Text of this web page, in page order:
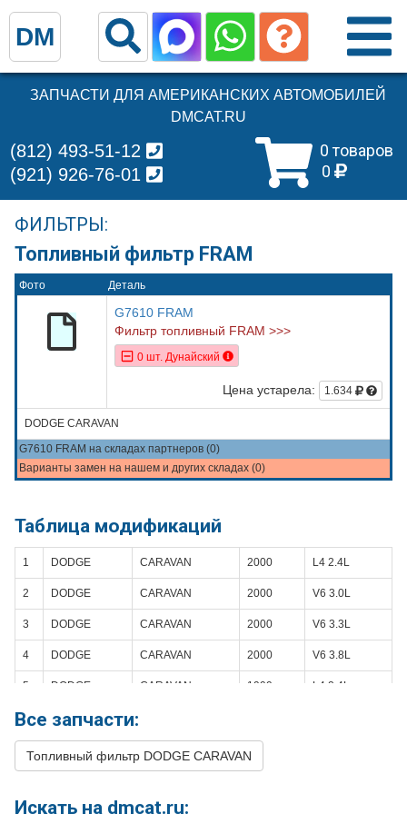
ЗАПЧАСТИ ДЛЯ АМЕРИКАНСКИХ АВТОМОБИЛЕЙ
DMCAT.RU
0 товаров
0
(812) 493-51-12
(921) 926-76-01
ФИЛЬТРЫ:
Топливный фильтр FRAM
Фото Деталь
G7610 FRAM
Фильтр топливный FRAM >>>
0 шт. Дунайский
Цена устарела: 1.634
DODGE CARAVAN
G7610 FRAM на складах партнеров (0)
Варианты замен на нашем и других складах (0)
Таблица модификаций
1 DODGE CARAVAN 2000 L4 2.4L
2 DODGE CARAVAN 2000 V6 3.0L
3 DODGE CARAVAN 2000 V6 3.3L
4 DODGE CARAVAN 2000 V6 3.8L
5 DODGE CARAVAN 1999 L4 2.4L
6 DODGE
9 DODGE CARAVAN
Все запчасти:
Топливный фильтр DODGE CARAVAN
Искать на dmcat.ru:
DM